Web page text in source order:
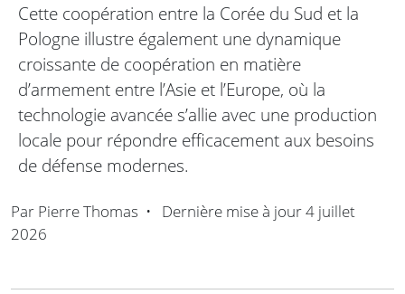
Cette coopération entre la Corée du Sud et la
Pologne illustre également une dynamique
croissante de coopération en matière
d’armement entre l’Asie et l’Europe, où la
technologie avancée s’allie avec une production
locale pour répondre efficacement aux besoins
de défense modernes.
Par Pierre Thomas • Dernière mise à jour4 juillet
2026